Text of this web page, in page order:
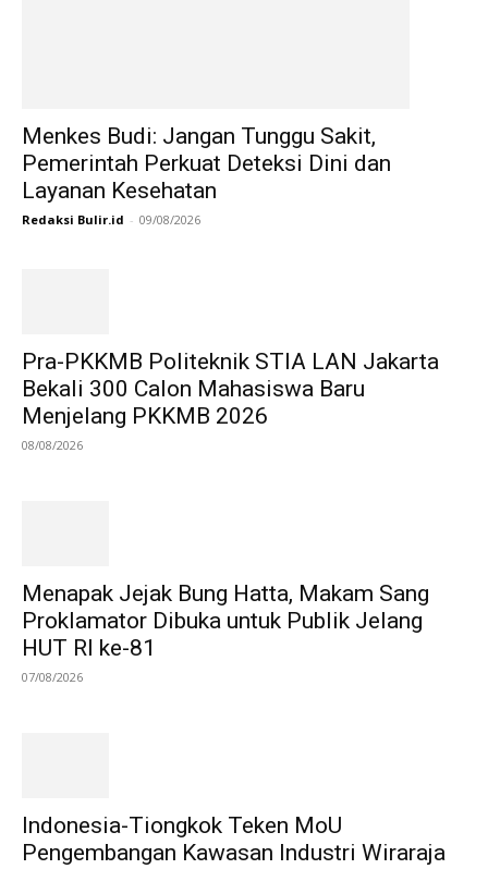
Menkes Budi: Jangan Tunggu Sakit,
Pemerintah Perkuat Deteksi Dini dan
Layanan Kesehatan
Redaksi Bulir.id - 09/08/2026
Pra-PKKMB Politeknik STIA LAN Jakarta
Bekali 300 Calon Mahasiswa Baru
Menjelang PKKMB 2026
08/08/2026
Menapak Jejak Bung Hatta, Makam Sang
Proklamator Dibuka untuk Publik Jelang
HUT RI ke-81
07/08/2026
Indonesia-Tiongkok Teken MoU
Pengembangan Kawasan Industri Wiraraja